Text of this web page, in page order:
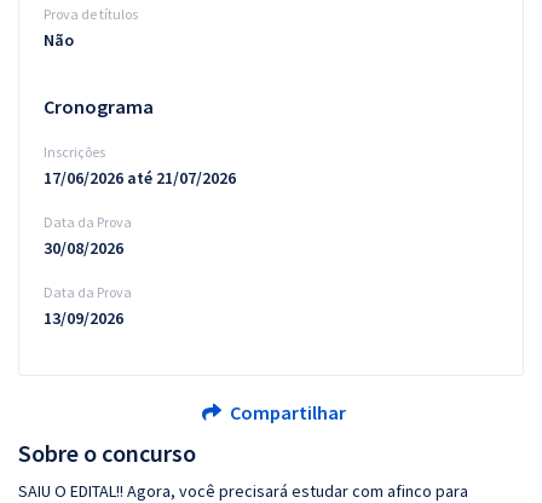
Sobre o concurso
SAIU O EDITAL!! Agora, você precisará estudar com afinco para
Prova de títulos
Não
Cronograma
Inscrições
17/06/2026 até 21/07/2026
Data da Prova
30/08/2026
Data da Prova
13/09/2026
Compartilhar